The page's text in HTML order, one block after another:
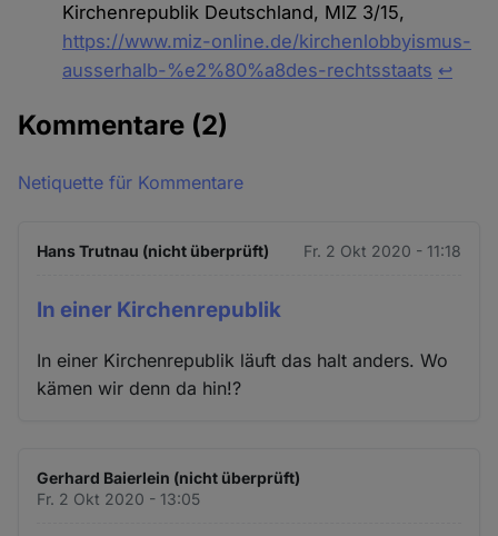
Kirchenrepublik Deutschland, MIZ 3/15,
https://www.miz-online.de/kirchenlobbyismus-
ausserhalb-%e2%80%a8des-rechtsstaats ↩︎
Kommentare (2)
Netiquette für Kommentare
Hans Trutnau (nicht überprüft) Fr. 2 Okt 2020 - 11:18
In einer Kirchenrepublik
In einer Kirchenrepublik läuft das halt anders. Wo
kämen wir denn da hin!?
Gerhard Baierlein (nicht überprüft)
Fr. 2 Okt 2020 - 13:05